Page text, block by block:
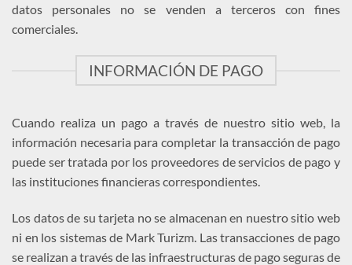
datos personales no se venden a terceros con fines
comerciales.
INFORMACIÓN DE PAGO
Cuando realiza un pago a través de nuestro sitio web, la
información necesaria para completar la transacción de pago
puede ser tratada por los proveedores de servicios de pago y
las instituciones financieras correspondientes.
Los datos de su tarjeta no se almacenan en nuestro sitio web
ni en los sistemas de Mark Turizm. Las transacciones de pago
se realizan a través de las infraestructuras de pago seguras de